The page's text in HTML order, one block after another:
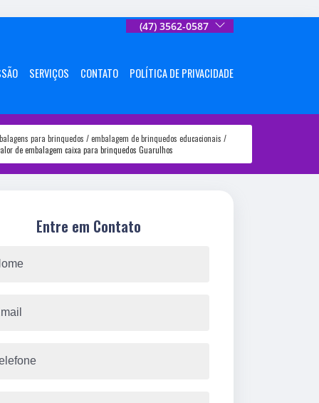
(47) 3562-0587
SERVIÇOS CONTATO POLÍTICA DE PRIVACIDADE
para brinquedos
embalagem de brinquedos educacionais
de embalagem caixa para brinquedos Guarulhos
Entre em Contato